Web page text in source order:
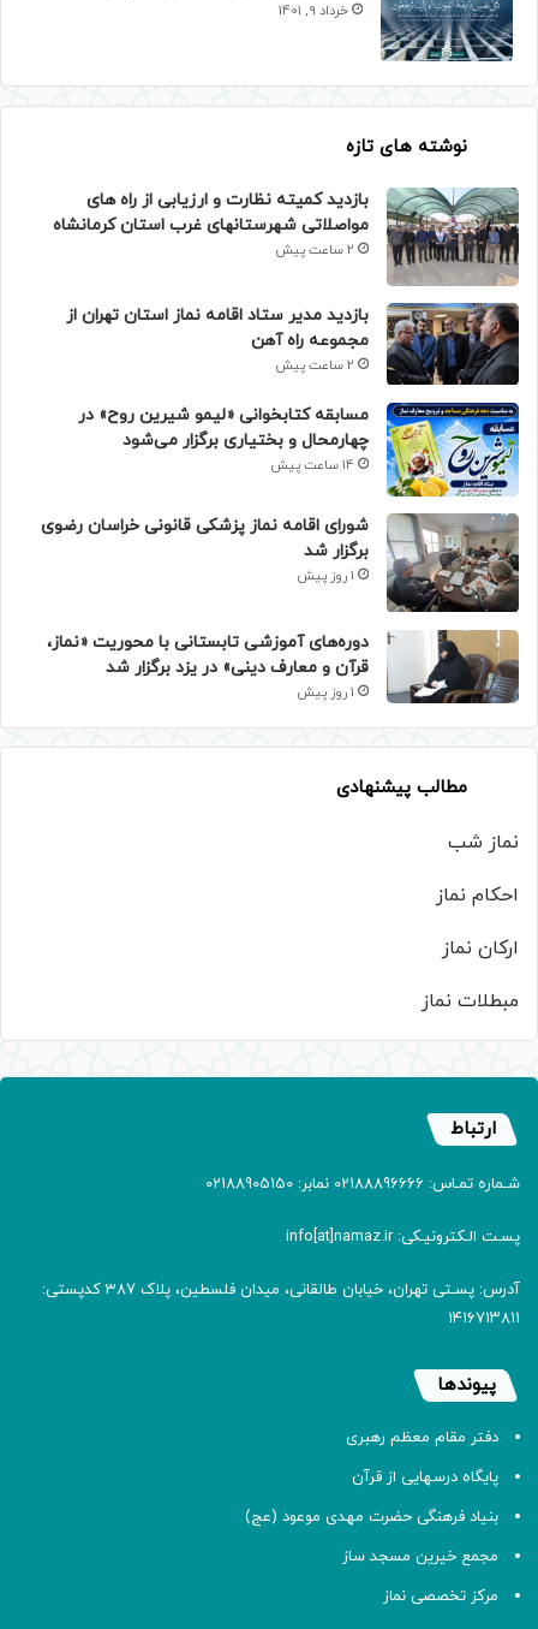
خرداد 9, 1401
نوشته های تازه
بازدید کمیته نظارت و ارزیابی از راه های
مواصلاتی شهرستانهای غرب استان کرمانشاه
2 ساعت پیش
بازدید مدیر ستاد اقامه نماز استان تهران از
مجموعه راه آهن
2 ساعت پیش
مسابقه کتابخوانی «لیمو شیرین روح» در
چهارمحال و بختیاری برگزار می‌شود
14 ساعت پیش
شورای اقامه نماز پزشکی قانونی خراسان رضوی
برگزار شد
1 روز پیش
دوره‌های آموزشی تابستانی با محوریت «نماز،
قرآن و معارف دینی» در یزد برگزار شد
1 روز پیش
مطالب پیشنهادی
نماز شب
احکام نماز
ارکان نماز
مبطلات نماز
ارتباط
شـماره تمـاس: 02188896666 نمابر: 02188905150
پسـت الـکترونیـکی: info[at]namaz.ir
آدرس: پسـتی تهران، خیابان طالقانی، میدان فلسطین، پلاک 387 کدپستی:
۱۴۱۶۷۱۳۸۱۱
پیوندها
دفتر مقام معظم رهبری
پایگاه درسهایی از قرآن
بنیاد فرهنگی حضرت مهدی موعود (عج)
مجمع خیرین مسجد ساز
مرکز تخصصی نماز